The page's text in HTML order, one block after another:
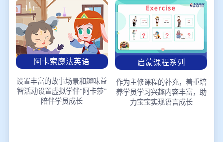
阿卡索魔法英语
设置丰富的故事场景和趣味益
智活动设置虚拟学伴“阿卡莎”
陪伴学员成长
启蒙课程系列
作为主修课程的补充，着重培
养学员学习兴趣内容丰富，助
力宝宝实现语言成长